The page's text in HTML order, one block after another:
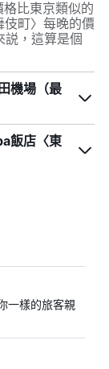
比東京類似的
伎町〉每晚的價
説，這算是個
機場（最
飯店〈東
一樣的旅客親